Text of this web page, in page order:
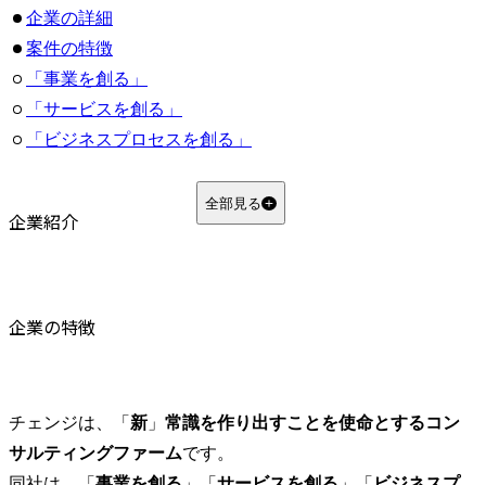
企業の詳細
案件の特徴
「事業を創る」
「サービスを創る」
「ビジネスプロセスを創る」
企業理念
Value | 私たちの価値観
育成制度
まとめ
よくある質問
全部見る
企業紹介
企業の特徴
チェンジは、「 新 」 常識を作り出すことを使命とするコン
サルティングファームです。